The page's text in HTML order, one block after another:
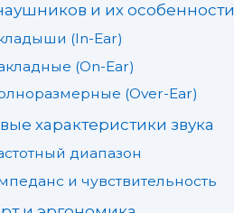
и их особенности
(In-Ear)
(On-Ear)
(Over-Ear)
характеристики звука
диапазон
и чувствительность